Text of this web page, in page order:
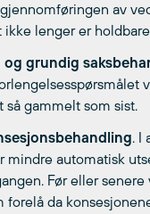
av
lenger er
og grundig
gammelt som sist.
. I
mindre automatisk
Før eller senere
forelå da